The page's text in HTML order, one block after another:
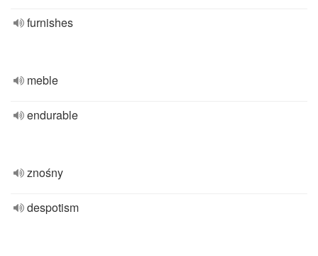
furnishes
meble
endurable
znośny
despotism